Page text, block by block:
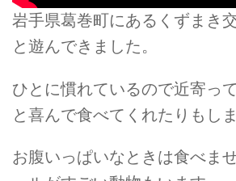
岩手県葛巻町にあるくずまき
と遊んできました。
ひとに慣れているので近寄っ
と喜んで食べてくれたりもしま
お腹いっぱいなときは食べま